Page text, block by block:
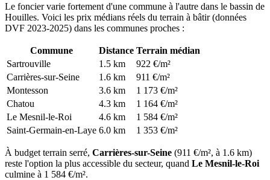
Le foncier varie fortement d'une commune à l'autre dans le bassin de
Houilles. Voici les prix médians réels du terrain à bâtir (données
DVF 2023-2025) dans les communes proches :
Commune Distance Terrain médian
Sartrouville
1.5 km
922 €/m²
Carrières-sur-Seine
1.6 km
911 €/m²
Montesson
3.6 km
1 173 €/m²
Chatou
4.3 km
1 164 €/m²
Le Mesnil-le-Roi
4.6 km
1 584 €/m²
Saint-Germain-en-Laye 6.0 km 1 353 €/m²
À budget terrain serré, Carrières-sur-Seine (911 €/m², à 1.6 km)
reste l'option la plus accessible du secteur, quand Le Mesnil-le-Roi
culmine à 1 584 €/m².